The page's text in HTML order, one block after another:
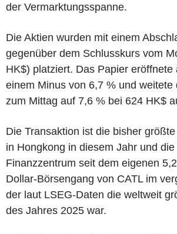
der Vermarktungsspanne.
Die Aktien wurden mit einem
gegenüber dem Schlusskurs vom
HK$) platziert. Das Papier eröffnete
einem Minus von 6,7 % und weitete
zum Mittag auf 7,6 % bei 624 HK$
Die Transaktion ist die bisher
in Hongkong in diesem Jahr und
Finanzzentrum seit dem eigenen
Dollar-Börsengang von CATL im
der laut LSEG-Daten die weltweit
des Jahres 2025 war.